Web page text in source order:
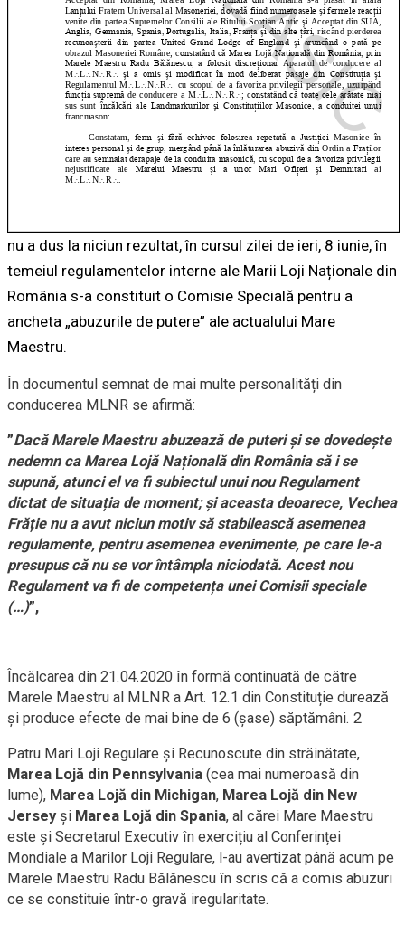
nu a dus la niciun rezultat, în cursul zilei de ieri, 8 iunie, în
temeiul regulamentelor interne ale Marii Loji Naționale din
România s-a constituit o Comisie Specială pentru a
ancheta „abuzurile de putere” ale actualului Mare
Maestru.
În documentul semnat de mai multe personalități din
conducerea MLNR se afirmă:
”Dacă Marele Maestru abuzează de puteri și se dovedește
nedemn ca Marea Lojă Națională din România să i se
supună, atunci el va fi subiectul unui nou Regulament
dictat de situația de moment; și aceasta deoarece, Vechea
Frăție nu a avut niciun motiv să stabilească asemenea
regulamente, pentru asemenea evenimente, pe care le-a
presupus că nu se vor întâmpla niciodată. Acest nou
Regulament va fi de competența unei Comisii speciale
(…)”,
Încălcarea din 21.04.2020 în formă continuată de către
Marele Maestru al MLNR a Art. 12.1 din Constituție durează
și produce efecte de mai bine de 6 (șase) săptămâni. 2
Patru Mari Loji Regulare și Recunoscute din străinătate,
Marea Lojă din Pennsylvania (cea mai numeroasă din
lume), Marea Lojă din Michigan, Marea Lojă din New
Jerseyși Marea Lojă din Spania, al cărei Mare Maestru
este şi Secretarul Executiv în exercițiu al Conferinței
Mondiale a Marilor Loji Regulare, l-au avertizat până acum pe
Marele Maestru Radu Bălănescu în scris că a comis abuzuri
ce se constituie într-o gravă iregularitate.